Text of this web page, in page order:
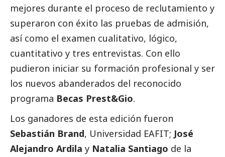
mejores durante el proceso de reclutamiento y
superaron con éxito las pruebas de admisión,
así como el examen cualitativo, lógico,
cuantitativo y tres entrevistas. Con ello
pudieron iniciar su formación profesional y ser
los nuevos abanderados del reconocido
programa Becas Prest&Gio.
Los ganadores de esta edición fueron
Sebastián Brand, Universidad EAFIT; José
Alejandro Ardila y Natalia Santiago de la